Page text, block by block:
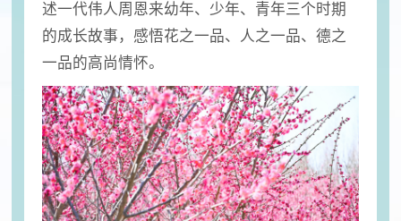
述一代伟人周恩来幼年、少年、青年三个时期
的成长故事，感悟花之一品、人之一品、德之
一品的高尚情怀。